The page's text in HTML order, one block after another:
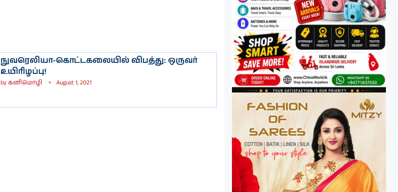
நுவரெலியா-கொட்டகலையில் விபத்து: ஒருவர்
உயிரிழப்பு!
byகனிமொழி August 1, 2021